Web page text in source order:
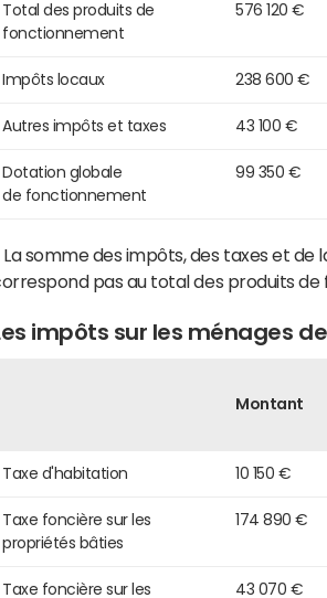
Total des produits de
fonctionnement
576 120 €
Impôts locaux 238 600 €
Autres impôts et taxes 43 100 €
Dotation globale
de fonctionnement
99 350 €
La somme des impôts, des taxes et
pas au total des produits
impôts sur les ménages
Montant
Taxe d'habitation 10 150 €
Taxe foncière sur les
propriétés bâties
174 890 €
Taxe foncière sur les
43 070 €